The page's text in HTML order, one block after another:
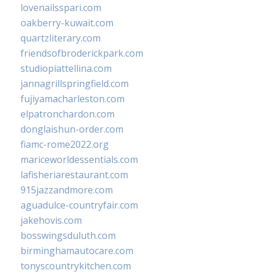
lovenailsspari.com
oakberry-kuwait.com
quartzliterary.com
friendsofbroderickpark.com
studiopiattellina.com
jannagrillspringfield.com
fujiyamacharleston.com
elpatronchardon.com
donglaishun-order.com
fiamc-rome2022.org
mariceworldessentials.com
lafisheriarestaurant.com
915jazzandmore.com
aguadulce-countryfair.com
jakehovis.com
bosswingsduluth.com
birminghamautocare.com
tonyscountrykitchen.com